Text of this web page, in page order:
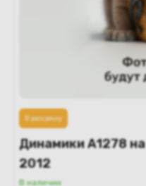
Динамики A1278
2012
В наличии
В рассрочку